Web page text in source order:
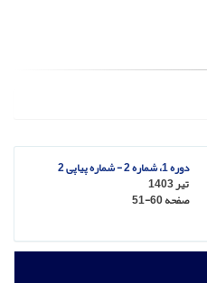
دوره 1، شماره 2 - شماره پیاپی 2
تیر 1403
صفحه51-60